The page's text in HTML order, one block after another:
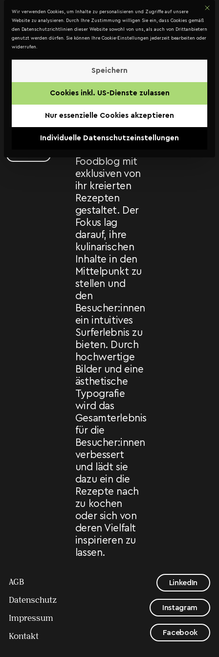
Kontakt
Alexandra
Foodblog
Konzeption
Für Alexandra
Expertin für
Kulinarik,
wurde ein
Foodblog mit
exklusiven von
ihr kreierten
Rezepten
gestaltet. Der
Fokus lag
darauf, ihre
kulinarischen
Inhalte in den
Mittelpunkt zu
stellen und
den
Besucher:innen
ein intuitives
Surferlebnis zu
bieten. Durch
hochwertige
Bilder und eine
ästhetische
Typografie
wird das
Gesamterlebnis
für die
Besucher:innen
verbessert
und lädt sie
dazu ein die
Rezepte nach
zu kochen
oder sich von
deren Vielfalt
inspirieren zu
lassen.
AGB
Datenschutz
Impressum
Kontakt
LinkedIn
Instagram
Facebook
Mit
DATENSCHUTZ
Wir verwenden Cookies, um Inhalte zu personalisieren und Zugriffe auf unsere
Website zu analysieren. Durch Ihre Zustimmung willigen Sie ein, dass Cookies gemäß
den Datenschutzrichtlinien dieser Website sowohl von uns, als auch von Drittanbietern
genutzt werden dürfen. Sie können Ihre Cookie-Einstellungen jederzeit bearbeiten oder
widerrufen.
Speichern
Cookies inkl. US-Dienste zulassen
Nur essenzielle Cookies akzeptieren
Individuelle Datenschutzeinstellungen